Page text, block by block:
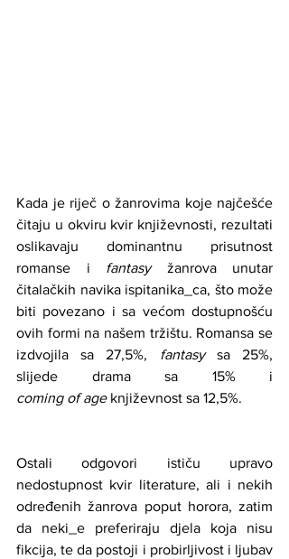
Kada je riječ o žanrovima koje najčešće
čitaju u okviru kvir književnosti, rezultati
oslikavaju dominantnu prisutnost
romanse i fantasy žanrova unutar
čitalačkih navika ispitanika_ca, što može
biti povezano i sa većom dostupnošću
ovih formi na našem tržištu. Romansa se
izdvojila sa 27,5%, fantasy sa 25%,
coming of age književnost sa 12,5%.
Ostali odgovori ističu upravo
nedostupnost kvir literature, ali i nekih
određenih žanrova poput horora, zatim
da neki_e preferiraju djela koja nisu
fikcija, te da postoji i probirljivost i ljubav